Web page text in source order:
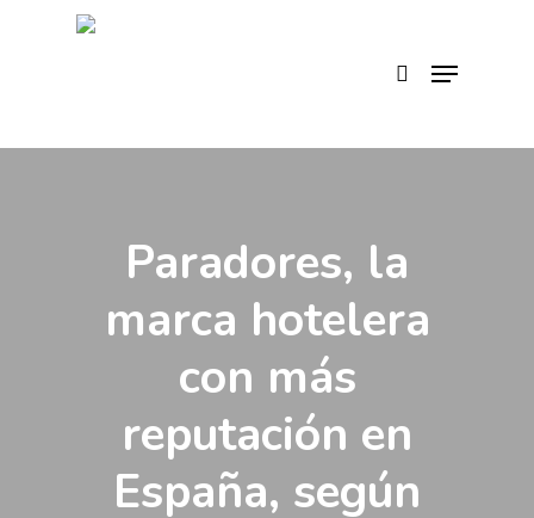
Menu
Paradores, la
marca hotelera
con más
reputación en
España, según